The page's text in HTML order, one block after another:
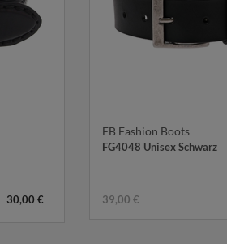
30,00 €
FB Fashion Boots
FG4048 Unisex Schwarz
39,00 €